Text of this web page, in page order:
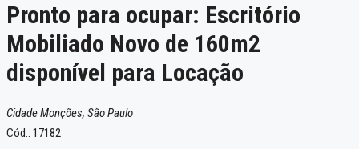
Pronto para ocupar: Escritório
Mobiliado Novo de 160m2
disponível para Locação
Cidade Monções, São Paulo
Cód.: 17182